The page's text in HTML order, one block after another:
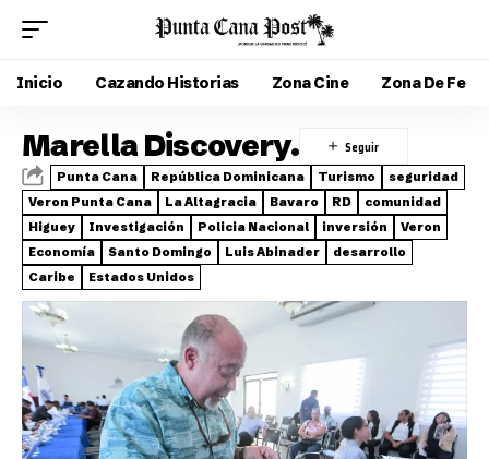
Inicio Cazando Historias Zona Cine Zona De Fe
Marella Discovery.
Punta Cana República Dominicana Turismo
seguridad
Veron Punta Cana
La Altagracia Bavaro RD
comunidad
Higuey
Investigación Policia Nacional inversión
Veron
Economía
Santo Domingo Luis Abinader
desarrollo
Caribe
Estados Unidos